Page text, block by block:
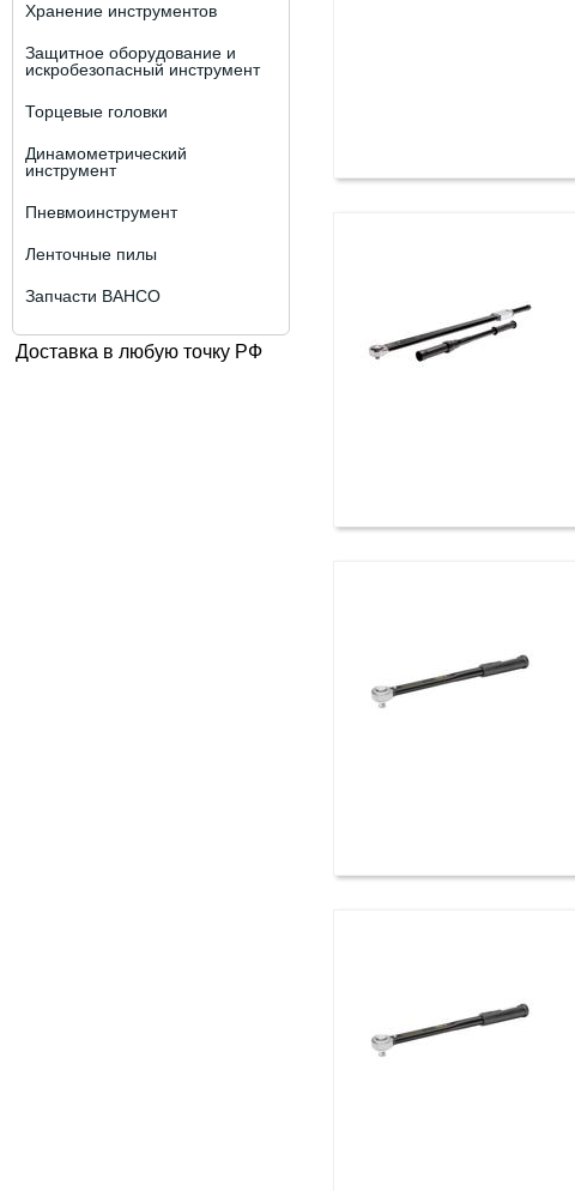
Хранение инструментов
Защитное оборудование и
искробезопасный инструмент
Торцевые головки
Динамометрический
инструмент
Пневмоинструмент
Ленточные пилы
Запчасти BAHCO
Доставка в любую точку РФ